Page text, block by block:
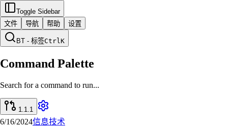
Toggle Sidebar
文件
导航 帮助 设置
BT - 标签CtrlK
Command Palette
Search for a command to run...
1.1.1
6/16/2024信息技术